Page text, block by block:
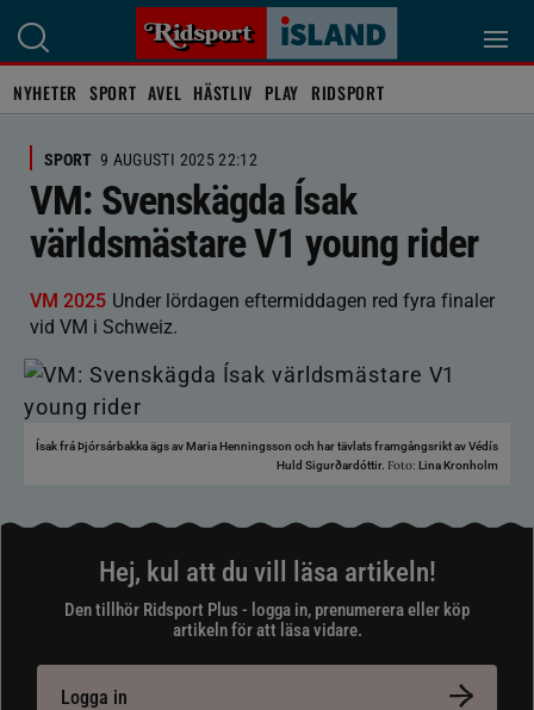
NYHETER SPORT AVEL HÄSTLIV PLAY RIDSPORT
SPORT 9 AUGUSTI 2025 22:12
VM: Svenskägda Ísak
världsmästare V1 young rider
VM 2025 Under lördagen eftermiddagen red fyra finaler
vid VM i Schweiz.
Ísak frá Þjórsárbakka ägs av Maria Henningsson och har tävlats framgångsrikt av Védís
Huld Sigurðardóttir. Foto: Lina Kronholm
Hej, kul att du vill läsa artikeln!
Den tillhör Ridsport Plus - logga in, prenumerera eller köp
artikeln för att läsa vidare.
Logga in